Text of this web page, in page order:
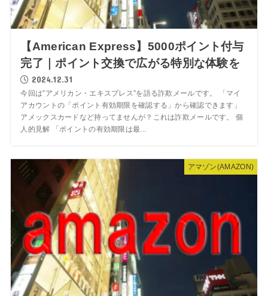
【American Express】5000ポイント付与
完了｜ポイント交換で広がる特別な体験を
2024.12.31
今回は”アメリカン・エキスプレス”を語る詐欺メールです。 「マイ
アカウントの「ポイント有効期限を確認する」から確認できます」
アメックスカードなど持ってませんが？これは詐欺メールです。 個
人的見解 「ポイントの有効期限は最...
アマゾン(AMAZON)